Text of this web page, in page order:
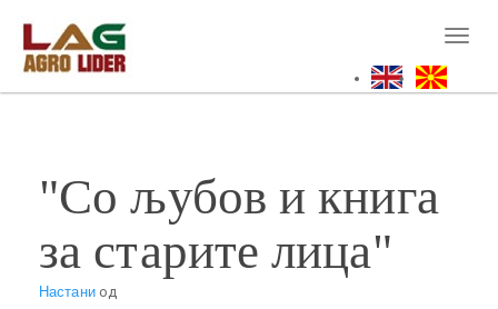
main
content
"Со љубов и книга
за старите лица"
Настаниод